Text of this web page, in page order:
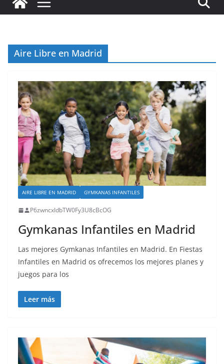
Aire Libre en Madrid
AIRE LIBRE EN MADRID GYMKANAS INFANTILES
P6zwncxIdbTW0Fy3U8cBcOG
Gymkanas Infantiles en Madrid
Las mejores Gymkanas Infantiles en Madrid. En Fiestas
Infantiles en Madrid os ofrecemos los mejores planes y
juegos para los
Leer más